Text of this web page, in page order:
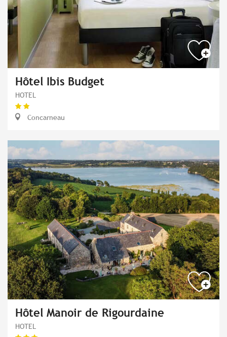
Hôtel Ibis Budget
HOTEL
Concarneau
Hôtel Manoir de Rigourdaine
HOTEL